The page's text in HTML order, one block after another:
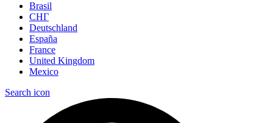
Brasil
СНГ
Deutschland
España
France
United Kingdom
Mexico
Search icon